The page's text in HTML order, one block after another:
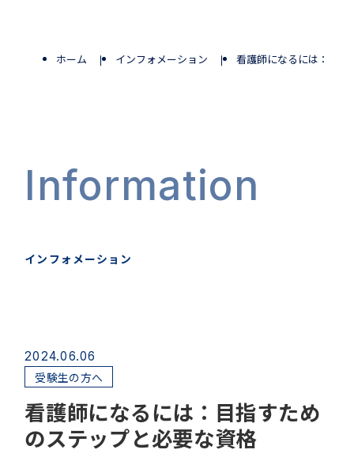
Information
インフォメーション
ホーム インフォメーション 看護師になるには：目
2024.06.06
受験生の方へ
看護師になるには：目指すため
のステップと必要な資格